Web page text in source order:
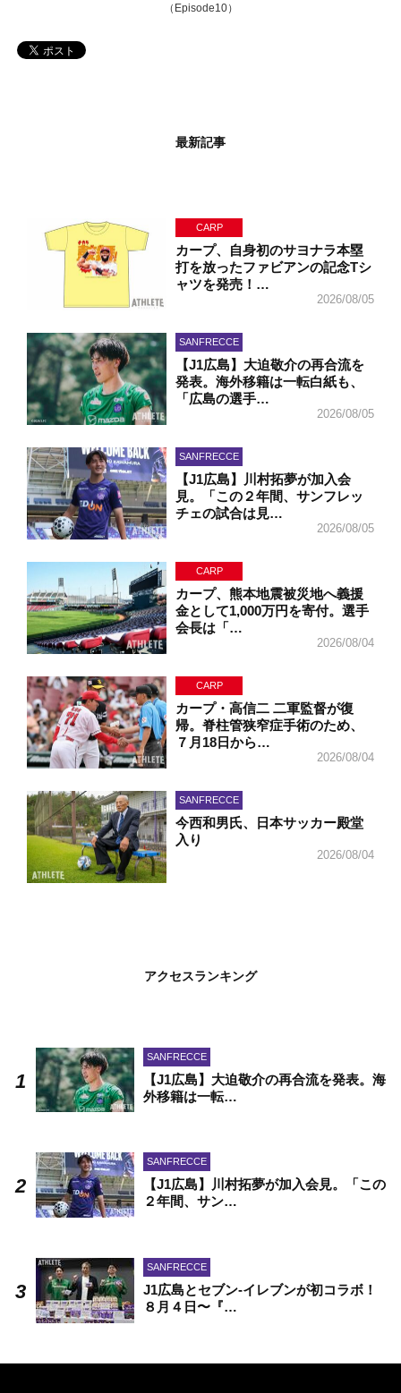
（Episode10）
最新記事
CARP
カープ、自身初のサヨナラ本塁
打を放ったファビアンの記念Tシ
ャツを発売！…
2026/08/05
SANFRECCE
【J1広島】大迫敬介の再合流を
発表。海外移籍は一転白紙も、
「広島の選手…
2026/08/05
SANFRECCE
【J1広島】川村拓夢が加入会
見。「この２年間、サンフレッ
チェの試合は見…
2026/08/05
CARP
カープ、熊本地震被災地へ義援
金として1,000万円を寄付。選手
会長は「…
2026/08/04
CARP
カープ・高信二 二軍監督が復
帰。脊柱管狭窄症手術のため、
７月18日から…
2026/08/04
SANFRECCE
今西和男氏、日本サッカー殿堂
入り
2026/08/04
アクセスランキング
SANFRECCE
【J1広島】大迫敬介の再合流を発表。海
外移籍は一転…
SANFRECCE
【J1広島】川村拓夢が加入会見。「この
２年間、サン…
SANFRECCE
J1広島とセブン-イレブンが初コラボ！
８月４日〜『…